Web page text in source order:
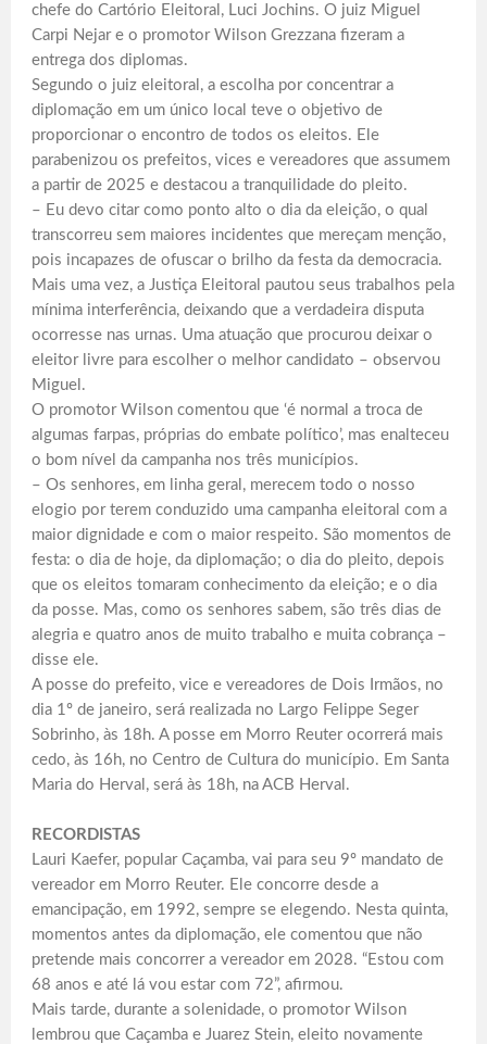
chefe do Cartório Eleitoral, Luci Jochins. O juiz Miguel
Carpi Nejar e o promotor Wilson Grezzana fizeram a
entrega dos diplomas.
Segundo o juiz eleitoral, a escolha por concentrar a
diplomação em um único local teve o objetivo de
proporcionar o encontro de todos os eleitos. Ele
parabenizou os prefeitos, vices e vereadores que assumem
a partir de 2025 e destacou a tranquilidade do pleito.
– Eu devo citar como ponto alto o dia da eleição, o qual
transcorreu sem maiores incidentes que mereçam menção,
pois incapazes de ofuscar o brilho da festa da democracia.
Mais uma vez, a Justiça Eleitoral pautou seus trabalhos pela
mínima interferência, deixando que a verdadeira disputa
ocorresse nas urnas. Uma atuação que procurou deixar o
eleitor livre para escolher o melhor candidato – observou
Miguel.
O promotor Wilson comentou que ‘é normal a troca de
algumas farpas, próprias do embate político’, mas enalteceu
o bom nível da campanha nos três municípios.
– Os senhores, em linha geral, merecem todo o nosso
elogio por terem conduzido uma campanha eleitoral com a
maior dignidade e com o maior respeito. São momentos de
festa: o dia de hoje, da diplomação; o dia do pleito, depois
que os eleitos tomaram conhecimento da eleição; e o dia
da posse. Mas, como os senhores sabem, são três dias de
alegria e quatro anos de muito trabalho e muita cobrança –
disse ele.
A posse do prefeito, vice e vereadores de Dois Irmãos, no
dia 1º de janeiro, será realizada no Largo Felippe Seger
Sobrinho, às 18h. A posse em Morro Reuter ocorrerá mais
cedo, às 16h, no Centro de Cultura do município. Em Santa
Maria do Herval, será às 18h, na ACB Herval.
RECORDISTAS
Lauri Kaefer, popular Caçamba, vai para seu 9º mandato de
vereador em Morro Reuter. Ele concorre desde a
emancipação, em 1992, sempre se elegendo. Nesta quinta,
momentos antes da diplomação, ele comentou que não
pretende mais concorrer a vereador em 2028. “Estou com
68 anos e até lá vou estar com 72”, afirmou.
Mais tarde, durante a solenidade, o promotor Wilson
lembrou que Caçamba e Juarez Stein, eleito novamente